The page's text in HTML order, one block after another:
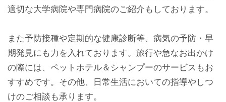
適切な大学病院や専門病院のご紹介もしております。
また予防接種や定期的な健康診断等、病気の予防・早
期発見にも力を入れております。旅行や急なお出かけ
の際には、ペットホテル＆シャンプーのサービスもお
すすめです。その他、日常生活においての指導やしつ
けのご相談も承ります。